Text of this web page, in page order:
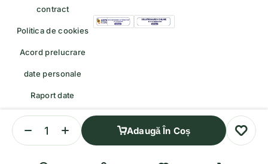
Adaugă În Coș
contract
Politica de cookies
Acord prelucrare
date personale
Raport date
personale